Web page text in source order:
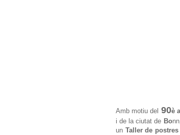
Amb motiu del 90è
i de la ciutat de Bo
un Taller de postres